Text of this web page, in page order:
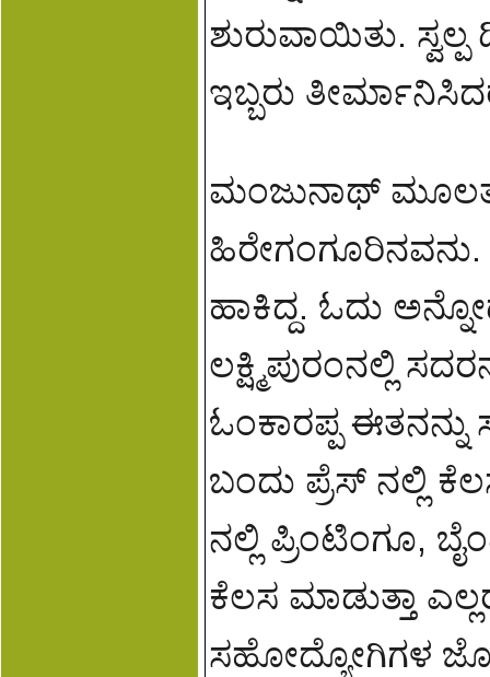
ಶುರುವಾಯಿತು.
ಇಬ್ಬರು
ಮಂಜುನಾಥ್
ಹಾಕಿದ್ದ. ಓದು
ಲಕ್ಷ್ಮಿಪುರಂನಲ್ಲಿ
ಓಂಕಾರಪ್ಪ
ಬಂದು ಪ್ರೆಸ್ ನಲ್ಲಿ
ನಲ್ಲಿ ಪ್ರಿಂಟಿಂಗೂ,
ಕೆಲಸ ಮಾಡುತ್ತಾ
ಸಹೋದ್ಯೋಗಿಗಳ